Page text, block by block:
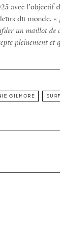
avec l’objectif
du monde. «
un maillot
pleinement
GILMORE